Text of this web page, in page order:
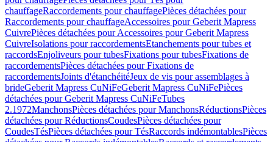
chauffageRaccordements pour chauffagePièces détachées pour
Raccordements pour chauffageAccessoires pour Geberit Mapress
CuivrePièces détachées pour Accessoires pour Geberit Mapress
CuivreIsolations pour raccordementsEtanchements pour tubes et
raccordsEnjoliveurs pour tubesFixations pour tubesFixations de
raccordementsPièces détachées pour Fixations de
raccordementsJoints d'étanchéitéJeux de vis pour assemblages à
brideGeberit Mapress CuNiFeGeberit Mapress CuNiFePièces
détachées pour Geberit Mapress CuNiFeTubes
2.1972ManchonsPièces détachées pour ManchonsRéductionsPièces
détachées pour RéductionsCoudesPièces détachées pour
CoudesTésPièces détachées pour TésRaccords indémontablesPièces